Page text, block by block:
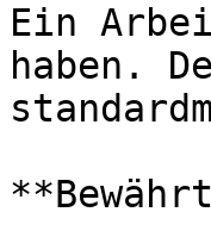
Ein
haben.